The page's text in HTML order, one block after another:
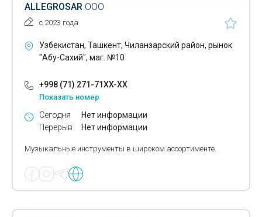
Оборудование для видеоконференций
Оптико-волоконный кабель
Охранная сигнализация
Пожарная сигнализация
Проекторы
Пускатели
Реле
ALLEGROSAR ООО
с 2023 года
Узбекистан, Ташкент, Чиланзарский район, рынок
"Абу-Сахий", маг. №10
+998 (71) 271-71XX-XX
Показать номер
Сегодня
Перерыв
Нет информации
Нет информации
Музыкальные инструменты в широком ассортименте.